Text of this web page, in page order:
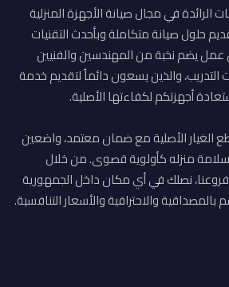
الرائدة في مجال صيانة الأجهزة المنزلية
حلول صيانة متكاملة وبأحدث التقنيات
عمل يضم نخبة من المهندسين والفنيين
والذين يسعون دائماً لتقديم خدمة
أجهزتكم لكفاءتها الأصلية.
الغيار الأصلية مع ضمان معتمد، واضعين
منزله كأولوية قصوى. من خلال
نصلك في أي مكان داخل الجمهورية
والاحترافية والأسعار التنافسية.